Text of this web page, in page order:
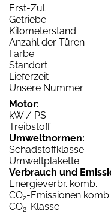
Erst-Zul.
Getriebe
Kilometerstand
Anzahl der Türen
Farbe
Standort
Lieferzeit
Unsere Nummer
Motor:
kW / PS
Treibstoff
Umweltnormen:
Schadstoffklasse
Umweltplakette
Verbrauch und
Energieverbr. komb.
CO2-Emissionen komb.
CO2-Klasse